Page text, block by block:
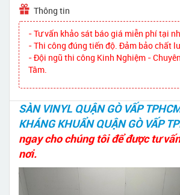
Thông tin
- Tư vấn khảo sát báo giá miễn phí tại
- Thi công đúng tiến độ. Đảm bảo chất
- Đội ngũ thi công Kinh Nghiệm -
Tâm.
SÀN VINYL QUẬN GÒ VẤP
KHÁNG KHUẨN QUẬN GÒ VẤP
ngay cho chúng tôi để được tư
nơi.